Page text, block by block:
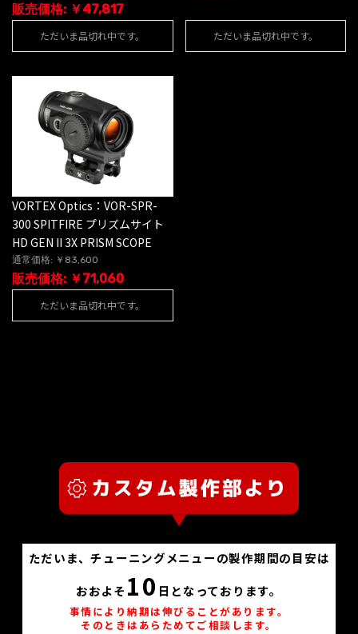
販売価格: ￥47,817
ただいま品切れ中です。 ただいま品切れ中です。
VORTEX Optics：VOR-SPR-
300 SPITFIRE プリズムサイト
HD GEN II 3X PRISM SCOPE
通常価格: ￥83,600
販売価格: ￥71,060
ただいま品切れ中です。
ただいま、チューニングメニューの製作期間の目安は
おおよそ 10 日となっております。
事情により納期は伸びることがあります。
そのときはあらためてご相談します。